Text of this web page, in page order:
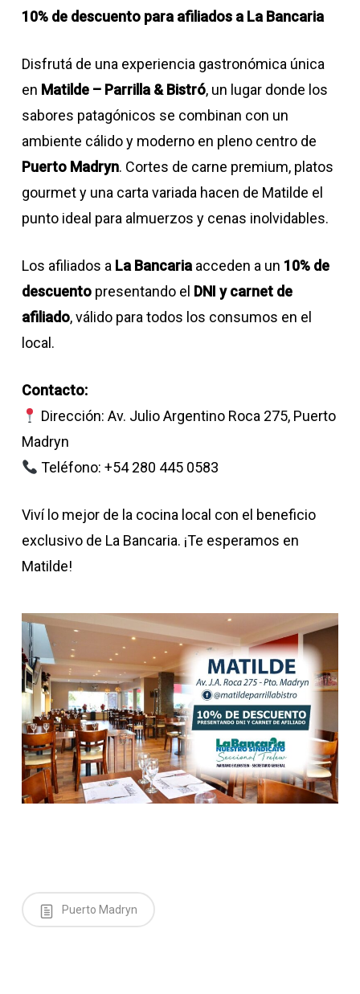
10% de descuento para afiliados a La Bancaria
Disfrutá de una experiencia gastronómica única
en Matilde – Parrilla & Bistró, un lugar donde los
sabores patagónicos se combinan con un
ambiente cálido y moderno en pleno centro de
Puerto Madryn. Cortes de carne premium, platos
gourmet y una carta variada hacen de Matilde el
punto ideal para almuerzos y cenas inolvidables.
Los afiliados a La Bancariaacceden a un 10% de
descuentopresentando el DNI y carnet de
afiliado, válido para todos los consumos en el
local.
Contacto:
Dirección: Av. Julio Argentino Roca 275, Puerto
Madryn
Teléfono: +54 280 445 0583
Viví lo mejor de la cocina local con el beneficio
exclusivo de La Bancaria. ¡Te esperamos en
Matilde!
Puerto Madryn